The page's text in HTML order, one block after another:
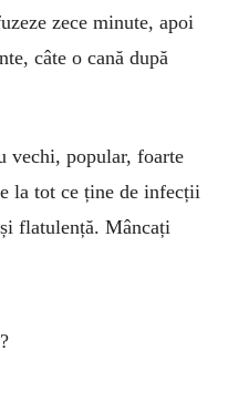
zece minute, apoi
câte o cană după
vechi, popular, foarte
la tot ce ține de infecții
fla­tu­lență. Mâncați